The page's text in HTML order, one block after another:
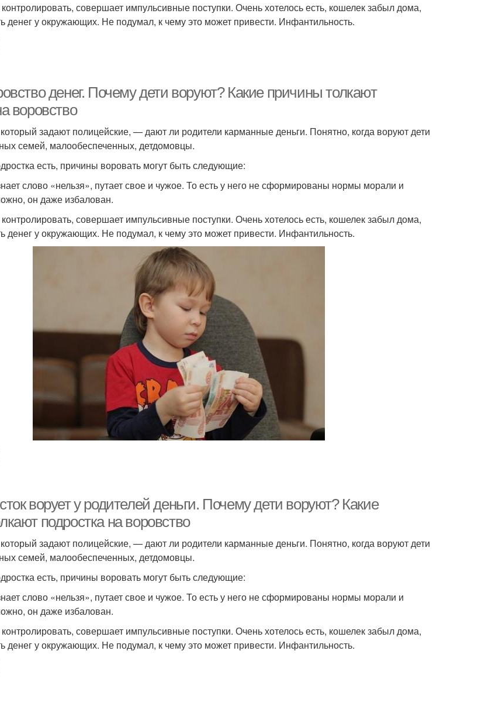
совершает импульсивные поступки. Очень хотелось есть, кошелек забыл дома,
денег у окружающих. Не подумал, к чему это может привести. Инфантильность.
денег. Почему дети воруют? Какие причины толкают
воровство
задают полицейские, — дают ли родители карманные деньги. Понятно, когда воруют дети
семей, малообеспеченных, детдомовцы.
есть, причины воровать могут быть следующие:
слово «нельзя», путает свое и чужое. То есть у него не сформированы нормы морали и
он даже избалован.
совершает импульсивные поступки. Очень хотелось есть, кошелек забыл дома,
денег у окружающих. Не подумал, к чему это может привести. Инфантильность.
ворует у родителей деньги. Почему дети воруют? Какие
подростка на воровство
задают полицейские, — дают ли родители карманные деньги. Понятно, когда воруют дети
семей, малообеспеченных, детдомовцы.
есть, причины воровать могут быть следующие:
слово «нельзя», путает свое и чужое. То есть у него не сформированы нормы морали и
он даже избалован.
совершает импульсивные поступки. Очень хотелось есть, кошелек забыл дома,
денег у окружающих. Не подумал, к чему это может привести. Инфантильность.